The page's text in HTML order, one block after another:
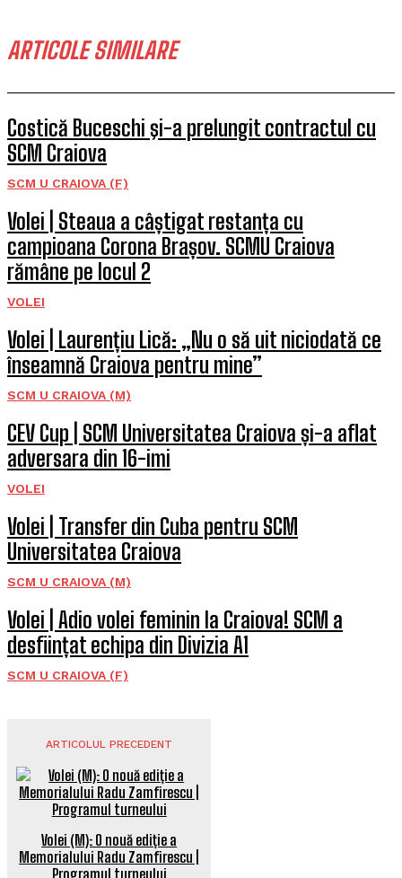
ARTICOLE SIMILARE
Costică Buceschi şi-a prelungit contractul cu
SCM Craiova
SCM U CRAIOVA (F)
Volei | Steaua a câștigat restanța cu
campioana Corona Brașov. SCMU Craiova
rămâne pe locul 2
VOLEI
Volei | Laurențiu Lică: „Nu o să uit niciodată ce
înseamnă Craiova pentru mine”
SCM U CRAIOVA (M)
CEV Cup | SCM Universitatea Craiova și-a aflat
adversara din 16-imi
VOLEI
Volei | Transfer din Cuba pentru SCM
Universitatea Craiova
SCM U CRAIOVA (M)
Volei | Adio volei feminin la Craiova! SCM a
desființat echipa din Divizia A1
SCM U CRAIOVA (F)
ARTICOLUL PRECEDENT
Volei (M): O nouă ediție a
Memorialului Radu Zamfirescu |
Programul turneului